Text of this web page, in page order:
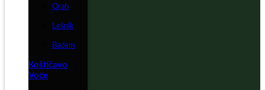
Orah
Lešnik
Badem
Koštičavo
Voće